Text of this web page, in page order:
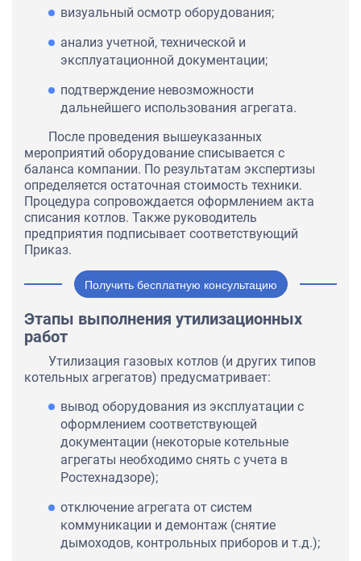
визуальный осмотр оборудования;
анализ учетной, технической и
эксплуатационной документации;
подтверждение невозможности
дальнейшего использования агрегата.
После проведения вышеуказанных
мероприятий оборудование списывается с
баланса компании. По результатам экспертизы
определяется остаточная стоимость техники.
Процедура сопровождается оформлением акта
списания котлов. Также руководитель
предприятия подписывает соответствующий
Приказ.
Получить бесплатную консультацию
Этапы выполнения утилизационных
работ
Утилизация газовых котлов (и других типов
котельных агрегатов) предусматривает:
вывод оборудования из эксплуатации с
оформлением соответствующей
документации (некоторые котельные
агрегаты необходимо снять с учета в
Ростехнадзоре);
отключение агрегата от систем
коммуникации и демонтаж (снятие
дымоходов, контрольных приборов и т.д.);